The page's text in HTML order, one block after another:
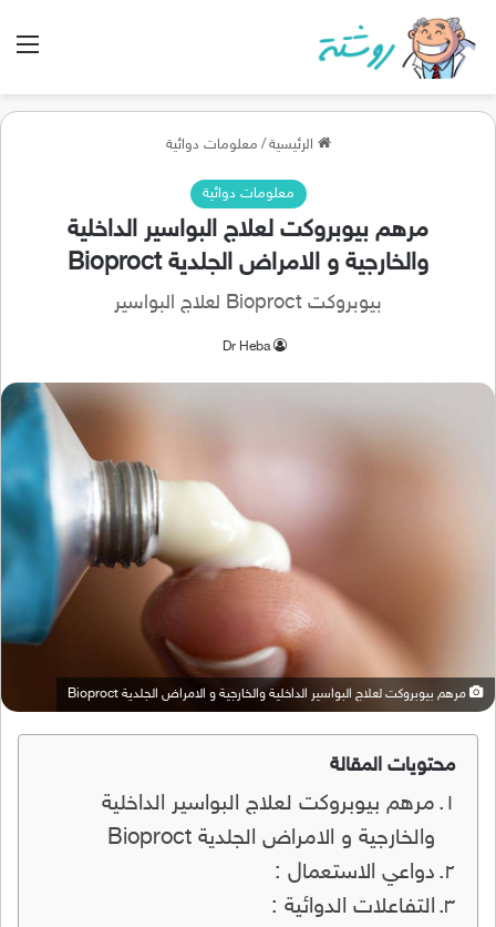
الرئيسية / معلومات دوائية
معلومات دوائية
مرهم بيوبروكت لعلاج البواسير الداخلية
والخارجية و الامراض الجلدية Bioproct
بيوبروكت Bioproct لعلاج البواسير
Dr Heba
مرهم بيوبروكت لعلاج البواسير الداخلية والخارجية و الامراض الجلدية Bioproct
محتويات المقالة
مرهم بيوبروكت لعلاج البواسير الداخلية
والخارجية و الامراض الجلدية Bioproct
دواعي الاستعمال :
التفاعلات الدوائية :